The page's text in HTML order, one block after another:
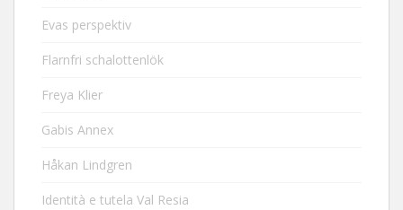
Evas perspektiv
Flarnfri schalottenlök
Freya Klier
Gabis Annex
Håkan Lindgren
Identità e tutela Val Resia